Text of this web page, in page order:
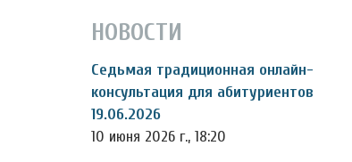
НОВОСТИ
Седьмая традиционная онлайн-
консультация для абитуриентов
19.06.2026
10 июня 2026 г., 18:20